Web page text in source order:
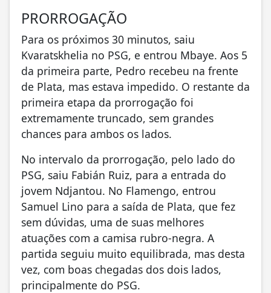
PRORROGAÇÃO
Para os próximos 30 minutos, saiu
Kvaratskhelia no PSG, e entrou Mbaye. Aos 5
da primeira parte, Pedro recebeu na frente
de Plata, mas estava impedido. O restante da
primeira etapa da prorrogação foi
extremamente truncado, sem grandes
chances para ambos os lados.
No intervalo da prorrogação, pelo lado do
PSG, saiu Fabián Ruiz, para a entrada do
jovem Ndjantou. No Flamengo, entrou
Samuel Lino para a saída de Plata, que fez
sem dúvidas, uma de suas melhores
atuações com a camisa rubro-negra. A
partida seguiu muito equilibrada, mas desta
vez, com boas chegadas dos dois lados,
principalmente do PSG.